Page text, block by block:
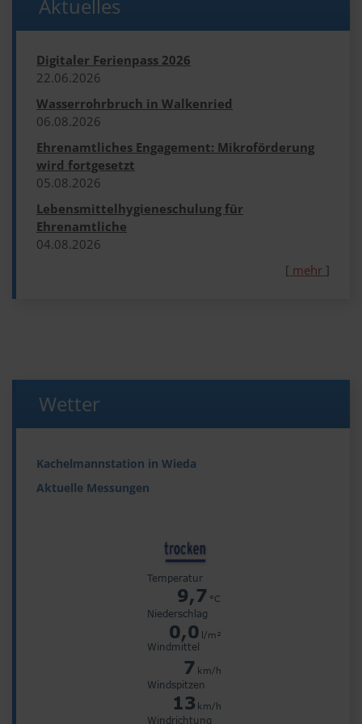
Aktuelles
Digitaler Ferienpass 2026
22.​06.​2026
Wasserrohrbruch in Walkenried
06.​08.​2026
Ehrenamtliches Engagement: Mikroförderung
wird fortgesetzt
05.​08.​2026
Lebensmittelhygieneschulung für
Ehrenamtliche
04.​08.​2026
[ mehr ]
Wetter
Kachelmannstation in Wieda
Aktuelle Messungen